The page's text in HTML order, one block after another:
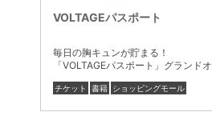
VOLTAGEパスポート
毎日の胸キュンが貯まる！
「VOLTAGEパスポート」グランドオ
チケット 書籍 ショッピングモール